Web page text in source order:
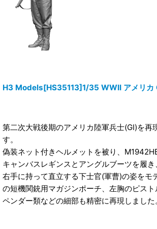
H3 Models[HS35113]1/35 WWII アメリカ
第二次大戦後期のアメリカ陸軍兵士(GI)を再
す。
偽装ネット付きヘルメットを被り、
キャンバスレギンスとアングルブーツを履き
右手に持って直立する下士官(軍曹)の姿をモ
の短機関銃用マガジンポーチ、左胸のピス
ペンダー類などの細部も精密に再現しました